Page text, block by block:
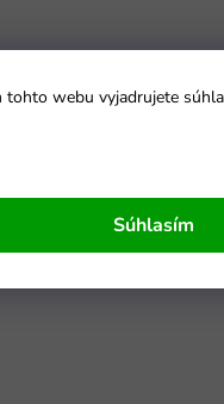
tohto webu vyjadrujete
Súhlasím